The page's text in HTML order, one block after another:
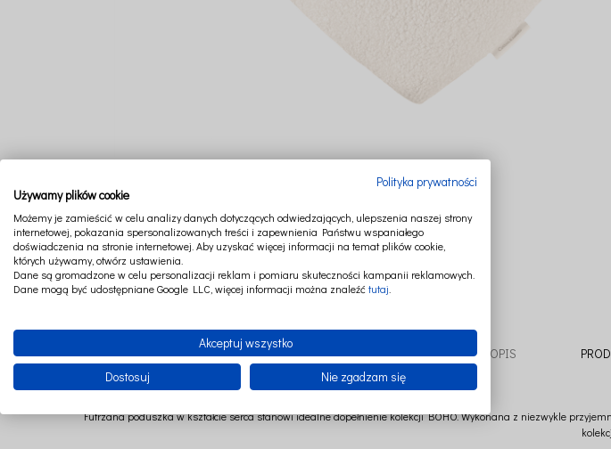
OPIS
Futrzana poduszka w kształcie serca stanowi idealne dopełnienie kolekcji BOHO. Wykonana z niezwykle
Polityka prywatności
Używamy plików cookie
Możemy je zamieścić w celu analizy danych dotyczących odwiedzających, ulepszenia naszej strony
internetowej, pokazania spersonalizowanych treści i zapewnienia Państwu wspaniałego
doświadczenia na stronie internetowej. Aby uzyskać więcej informacji na temat plików cookie,
których używamy, otwórz ustawienia.
Dane są gromadzone w celu personalizacji reklam i pomiaru skuteczności kampanii reklamowych.
Dane mogą być udostępniane Google LLC, więcej informacji można znaleźć tutaj
Akceptuj wszystko
Dostosuj Nie zgadzam się